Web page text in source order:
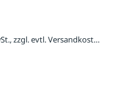
2.019,43 € / Stück inkl. 19 % MwSt., zzgl. evtl. Versandkosten